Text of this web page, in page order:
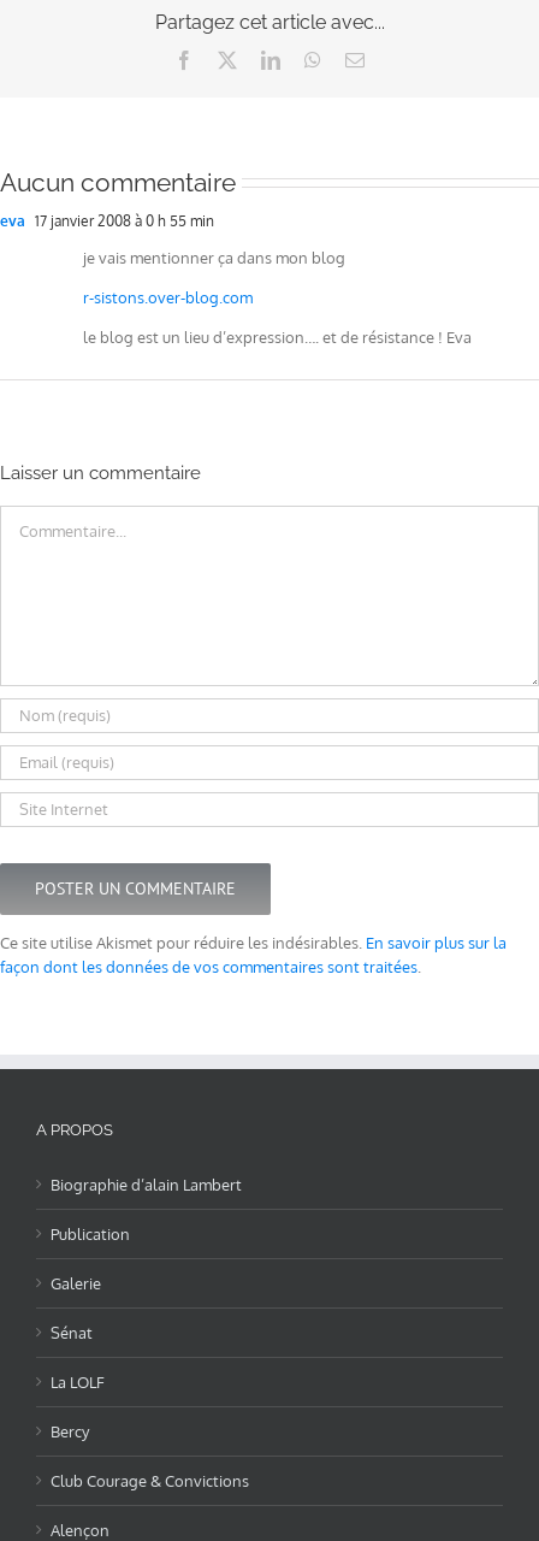
Partagez cet article avec...
Facebook LinkedInWhatsApp
Email
Aucun commentaire
eva 17 janvier 2008 à 0 h 55 min
je vais mentionner ça dans mon blog
r-sistons.over-blog.com
le blog est un lieu d’expression…. et de résistance ! Eva
Laisser un commentaire
Ce site utilise Akismet pour réduire les indésirables. En savoir plus sur la
façon dont les données de vos commentaires sont traitées
A PROPOS
Biographie d’alain Lambert
Publication
Galerie
Sénat
La LOLF
Bercy
Club Courage & Convictions
Alençon